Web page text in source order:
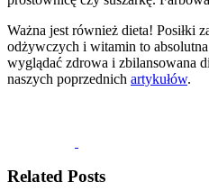
Ważna jest również dieta! Posiłki
odżywczych i witamin to
wyglądać zdrowa i zbilansowana
naszych poprzednich artykułów.
Related Posts